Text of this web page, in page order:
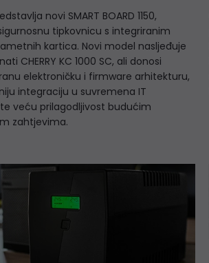
novi SMART BOARD 1150,
tipkovnicu s integriranim
kartica. Novi model nasljeđuje
CHERRY KC 1000 SC, ali donosi
elektroničku i firmware arhitekturu,
integraciju u suvremena IT
veću prilagodljivost budućim
zahtjevima.